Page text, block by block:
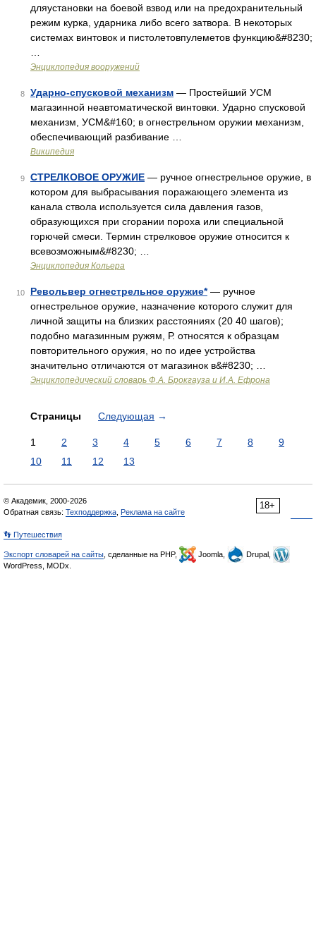
дляустановки на боевой взвод или на предохранительный
режим курка, ударника либо всего затвора. В некоторых
системах винтовок и пистолетовпулеметов функцию&#8230;
Энциклопедия вооружений
8 Ударно-спусковой механизм — Простейший УСМ
магазинной неавтоматической винтовки. Ударно спусковой
механизм, УСМ&#160; в огнестрельном оружии механизм,
обеспечивающий разбивание …
Википедия
9 СТРЕЛКОВОЕ ОРУЖИЕ — ручное огнестрельное оружие, в
котором для выбрасывания поражающего элемента из
канала ствола используется сила давления газов,
образующихся при сгорании пороха или специальной
горючей смеси. Термин стрелковое оружие относится к
всевозможным&#8230; …
Энциклопедия Кольера
10 Револьвер огнестрельное оружие*— ручное
огнестрельное оружие, назначение которого служит для
личной защиты на близких расстояниях (20 40 шагов);
подобно магазинным ружям, Р. относятся к образцам
повторительного оружия, но по идее устройства
значительно отличаются от магазинок в&#8230; …
Энциклопедический словарь Ф.А. Брокгауза и И.А. Ефрона
Страницы Следующая →
1 2 3 4 5 6 7 8
9
10
11 12 13
18+
© Академик, 2000-2026
Обратная связь: Техподдержка Реклама на сайте
👣 Путешествия
Экспорт словарей на сайты , сделанные на PHP, Joomla,
Drupal,
WordPress, MODx.